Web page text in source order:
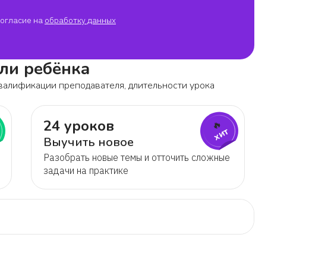
на обработку данных
ребёнка
преподавателя, длительности урока
24 уроков
Выучить новое
Разобрать новые темы и отточить сложные
задачи на практике
🔥
хит